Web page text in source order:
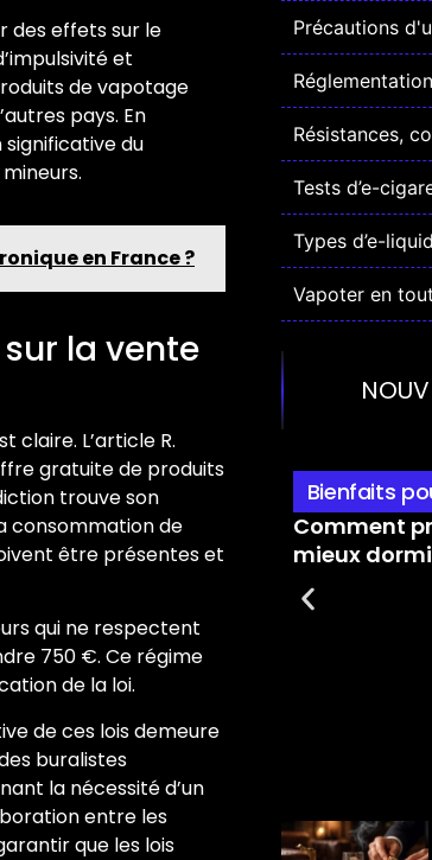
des effets sur le
et
de vapotage
pays. En
du
en France ?
la vente
claire. L’article R.
gratuite de produits
trouve son
consommation de
être présentes et
qui ne respectent
750 €. Ce régime
de la loi.
de ces lois demeure
buralistes
la nécessité d’un
entre les
que les lois
Précautions
Résistances,
Tests d’e-
Types d’e-
Vapoter en
Bienfaits
Comment
mieux